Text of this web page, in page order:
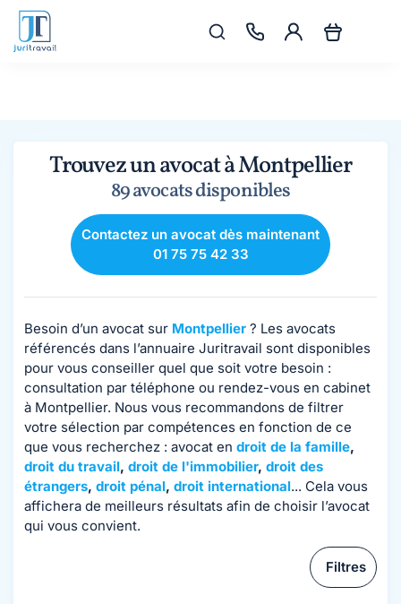
Trouvez un avocat à Montpellier
89 avocats disponibles
Contactez un avocat dès maintenant
01 75 75 42 33
Besoin d’un avocat sur Montpellier ? Les avocats
référencés dans l’annuaire Juritravail sont disponibles
pour vous conseiller quel que soit votre besoin :
consultation par téléphone ou rendez-vous en cabinet
à Montpellier. Nous vous recommandons de filtrer
votre sélection par compétences en fonction de ce
que vous recherchez : avocat en droit de la famille,
droit du travail, droit de l'immobilier, droit des
étrangers, droit pénal, droit international... Cela vous
affichera de meilleurs résultats afin de choisir l’avocat
qui vous convient.
Filtres